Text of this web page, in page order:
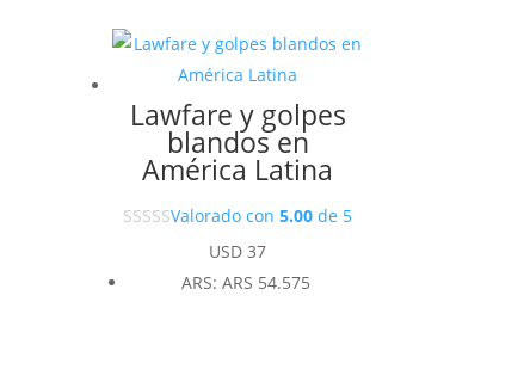
Lawfare y golpes
blandos en
América Latina
Valorado con5.00 de 5
USD 37
ARS:ARS 54.575